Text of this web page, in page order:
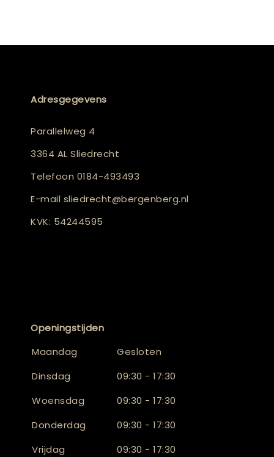
Adresgegevens
Parallelweg 4
3364 AL Sliedrecht
Telefoon 0184-493493
E-mail sliedrecht@bergenberg.nl
KVK: 54244595
Openingstijden
Maandag
Gesloten
Dinsdag
09:30 - 17:30
Woensdag
09:30 - 17:30
Donderdag
09:30 - 17:30
Vrijdag
09:30 - 17:30